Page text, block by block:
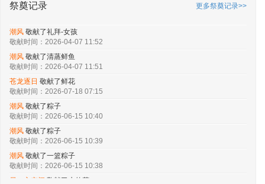
祭奠记录 更多祭奠记录>>
孝行天下敬献了精品水果
敬献时间：2026-04-16 11:35
潮风 敬献了礼拜-女孩
敬献时间：2026-04-07 11:52
潮风敬献了清蒸鲜鱼
敬献时间：2026-04-07 11:51
苍龙逐日‌敬献了鲜花
敬献时间：2026-07-18 07:15
潮风 敬献了粽子
敬献时间：2026-06-15 10:40
潮风 敬献了粽子
敬献时间：2026-06-15 10:39
潮风 敬献了一篮粽子